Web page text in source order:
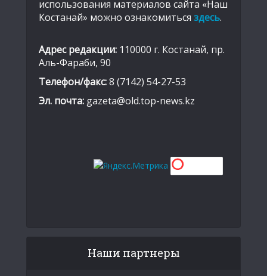
использования материалов сайта «Наш
Костанай» можно ознакомиться здесь.
Адрес редакции: 110000 г. Костанай, пр.
Аль-Фараби, 90
Телефон/факс:8 (7142) 54-27-53
Эл. почта: gazeta@old.top-news.kz
Наши партнеры